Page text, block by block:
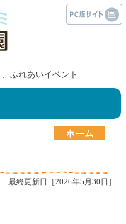
ふれあいイベント
最終更新日［2026年5月30日］